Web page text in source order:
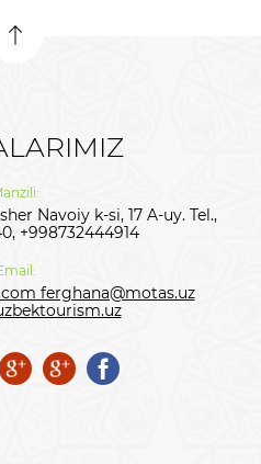
Navoiy k-si, 17 A-uy. Tel.,
+998732444914
ferghana@motas.uz